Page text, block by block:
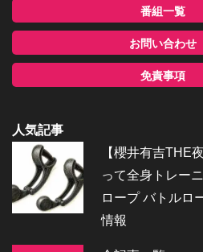
番組一覧
お問い合わせ
免責事項
人気記事
【櫻井有吉THE
って全身トレー
ロープ バトルロ
情報